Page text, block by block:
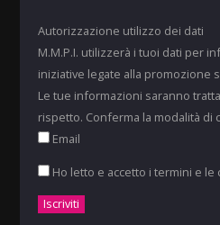
Autorizzazione utilizzo dei dati
M.M.P.I. utilizzerà i tuoi dati per
iniziative legate alla promozione
Le tue informazioni saranno
rispetto. Conferma la modalità di
Email
Ho letto e accetto i termini e le